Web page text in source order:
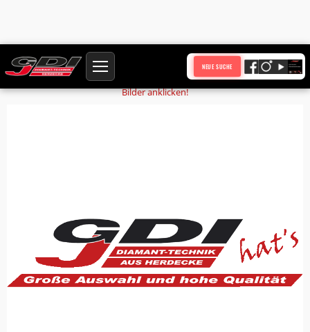
NEUE SUCHE
Startseite Produkte Haltebügel S26x108
Bilder anklicken!